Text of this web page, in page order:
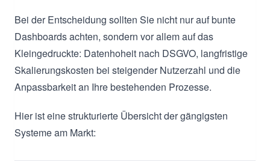
Bei der Entscheidung sollten Sie nicht nur auf bunte
Dashboards achten, sondern vor allem auf das
Kleingedruckte: Datenhoheit nach DSGVO, langfristige
Skalierungskosten bei steigender Nutzerzahl und die
Anpassbarkeit an Ihre bestehenden Prozesse.
Hier ist eine strukturierte Übersicht der gängigsten
Systeme am Markt: